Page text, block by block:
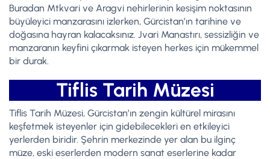
Buradan Mtkvari ve Aragvi nehirlerinin kesişim noktasının
büyüleyici manzarasını izlerken, Gürcistan’ın tarihine ve
doğasına hayran kalacaksınız. Jvari Manastırı, sessizliğin ve
manzaranın keyfini çıkarmak isteyen herkes için mükemmel
bir durak.
Tiflis Tarih Müzesi
Tiflis Tarih Müzesi, Gürcistan’ın zengin kültürel mirasını
keşfetmek isteyenler için gidebilecekleri en etkileyici
yerlerden biridir. Şehrin merkezinde yer alan bu ilginç
müze, eski eserlerden modern sanat eserlerine kadar